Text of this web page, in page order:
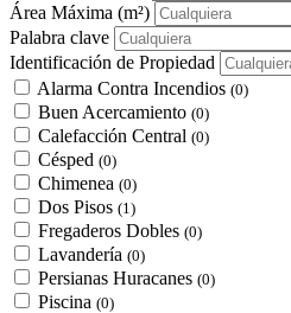
Área Máxima (m²)
Palabra clave
Identificación de Propiedad
Alarma Contra Incendios (0)
Buen Acercamiento (0)
Calefacción Central (0)
Césped (0)
Chimenea (0)
Dos Pisos (1)
Fregaderos Dobles (0)
Lavandería (0)
Persianas Huracanes (0)
Piscina (0)